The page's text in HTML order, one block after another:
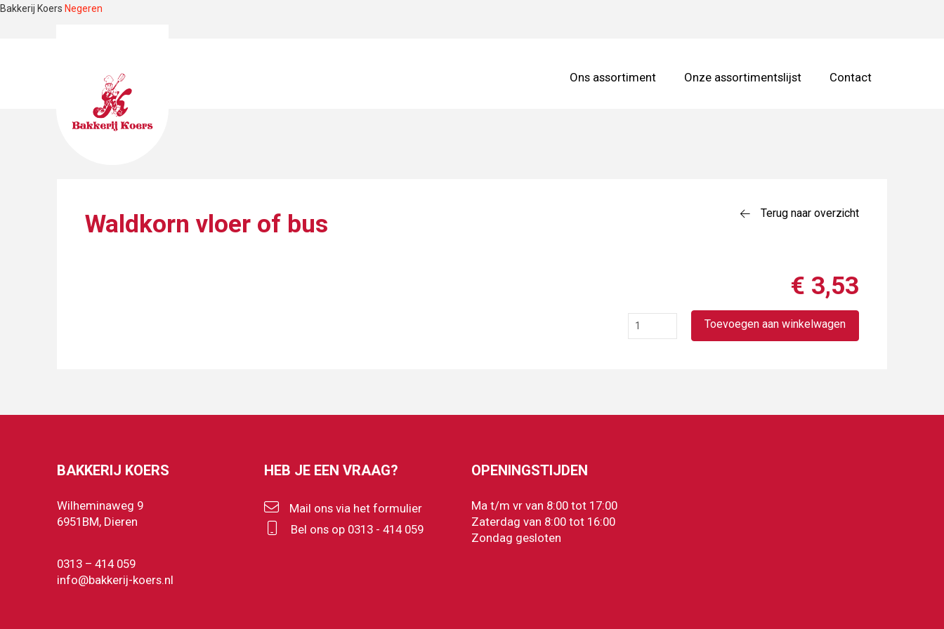
Bakkerij Koers Negeren
Ons assortiment Onze assortimentslijst Contact
Waldkorn vloer of bus Terug naar overzicht
€ 3,53
Waldkorn
Toevoegen aan winkelwagen
BAKKERIJ KOERS
Wilheminaweg 9
6951BM, Dieren
0313 – 414 059
info@bakkerij-koers.nl
HEB JE EEN VRAAG?
Mail ons via het formulier
Bel ons op 0313 - 414 059
OPENINGSTIJDEN
Ma t/m vr van 8:00 tot 17:00
Zaterdag van 8:00 tot 16:00
Zondag gesloten